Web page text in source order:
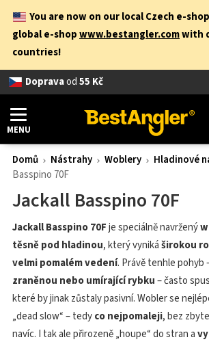
You are now on our local Czech e-
global e-shopwww.bestangler.comwith
countries!
Dopravaod55 Kč
MENU
Domů Nástrahy Woblery Hladinové
Basspino 70F
Jackall Basspino 70F
Jackall Basspino 70Fje speciálně navržený
těsně pod hladinou, který vynikáširokou
velmi pomalém vedení. Právě tenhle pohyb
zraněnou nebo umírající rybku– často
které by jinak zůstaly pasivní. Wobler se
„dead slow“ – tedyco nejpomaleji, bez
navíc. I tak ale přirozeně „houpe“ do stran a